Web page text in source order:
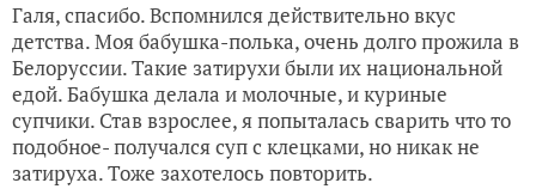
Галя, спасибо. Вспомнился действительно вкус
детства. Моя бабушка-полька, очень долго прожила в
Белоруссии. Такие затирухи были их национальной
едой. Бабушка делала и молочные, и куриные
супчики. Став взрослее, я попыталась сварить что то
подобное- получался суп с клецками, но никак не
затируха. Тоже захотелось повторить.